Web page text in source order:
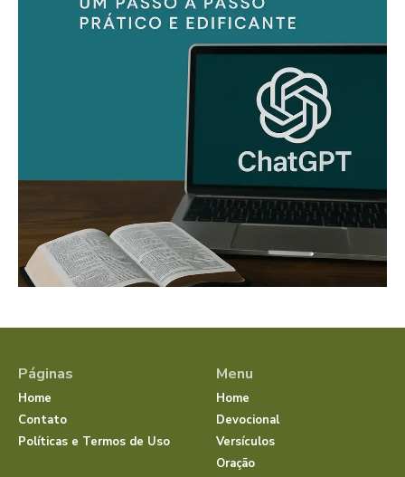
Páginas
Home
Contato
Políticas e Termos de Uso
Menu
Home
Devocional
Versículos
Oração